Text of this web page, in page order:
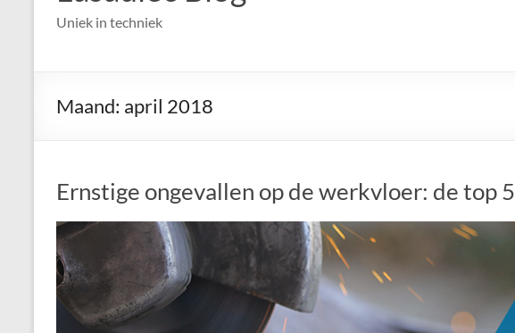
Uniek in techniek
Maand: april 2018
Ernstige ongevallen op de werkvloer: de top 5